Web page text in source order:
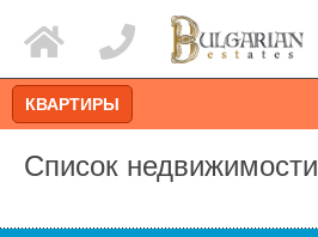
КВАРТИРЫ
Список недвижимости